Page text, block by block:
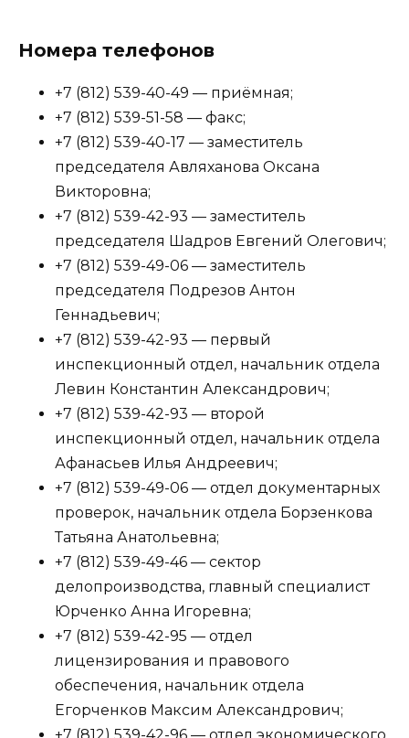
Номера телефонов
+7 (812) 539-40-49 — приёмная;
+7 (812) 539-51-58 — факс;
+7 (812) 539-40-17 — заместитель
председателя Авляханова Оксана
Викторовна;
+7 (812) 539-42-93 — заместитель
председателя Шадров Евгений Олегович;
+7 (812) 539-49-06 — заместитель
председателя Подрезов Антон
Геннадьевич;
+7 (812) 539-42-93 — первый
инспекционный отдел, начальник отдела
Левин Константин Александрович;
+7 (812) 539-42-93 — второй
инспекционный отдел, начальник отдела
Афанасьев Илья Андреевич;
+7 (812) 539-49-06 — отдел документарных
проверок, начальник отдела Борзенкова
Татьяна Анатольевна;
+7 (812) 539-49-46 — сектор
делопроизводства, главный специалист
Юрченко Анна Игоревна;
+7 (812) 539-42-95 — отдел
лицензирования и правового
обеспечения, начальник отдела
Егорченков Максим Александрович;